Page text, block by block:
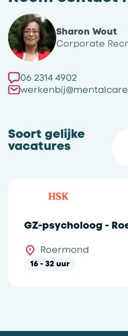
Sharon Wout
Corporate
06 2314 4902
Soort gelijke
vacatures
GZ-psycholoog -
Roermond
16 - 32 uur